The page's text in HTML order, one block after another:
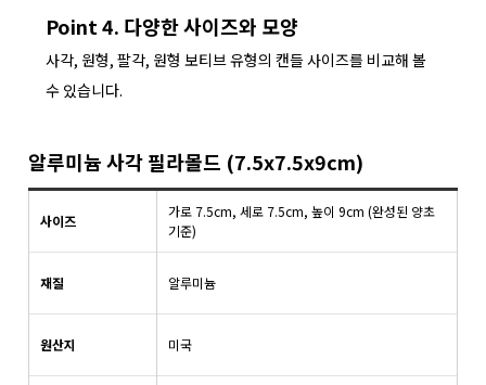
Point 4. 다양한 사이즈와 모양
사각, 원형, 팔각, 원형 보티브 유형의 캔들 사이즈를 비교해 볼
수 있습니다.
알루미늄 사각 필라몰드 (7.5x7.5x9cm)
사이즈
가로 7.5cm, 세로 7.5cm, 높이 9cm (완성된 양초
기준)
재질 알루미늄
원산지 미국